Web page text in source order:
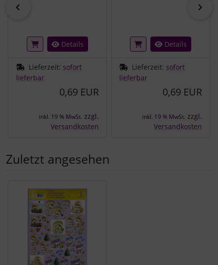
Details
Lieferzeit: sofort
lieferbar
0,69 EUR
inkl. 19 % MwSt. zzgl.
Versandkosten
Details
Lieferzeit: sofort
lieferbar
0,69 EUR
inkl. 19 % MwSt. zzgl.
Versandkosten
Zuletzt angesehen